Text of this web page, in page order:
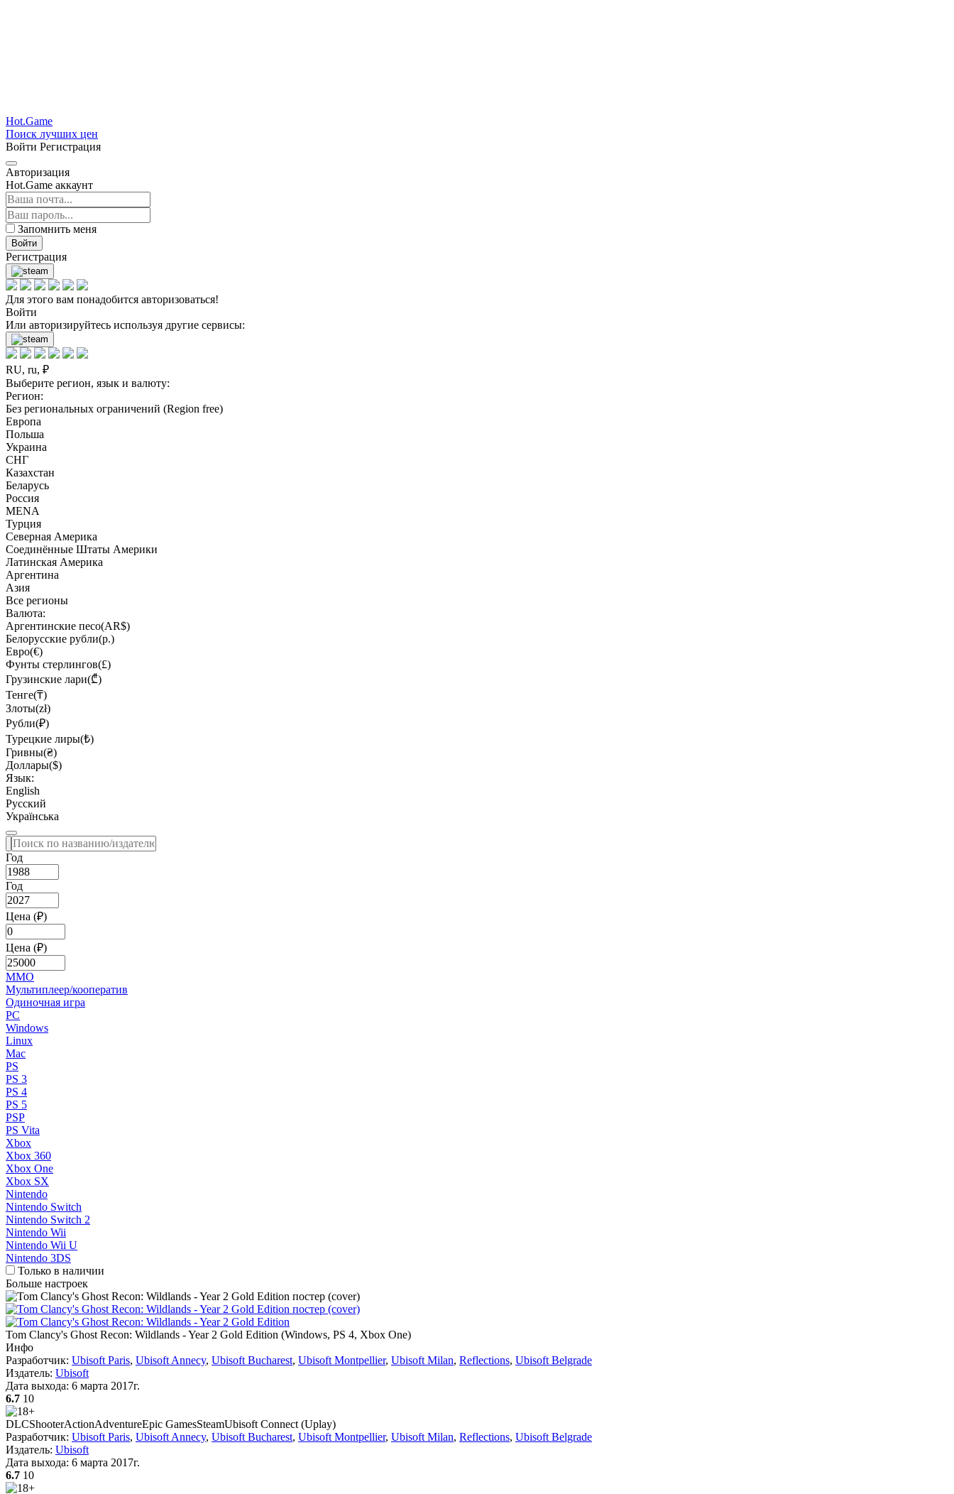
Hot.Game
Поиск лучших цен
Войти Регистрация
Авторизация
Hot.Game аккаунт
Запомнить меня
Войти
Регистрация
Для этого вам понадобится авторизоваться!
Войти
Или авторизируйтесь используя другие сервисы:
RU, ru, ₽
Выберите регион, язык и валюту:
Регион:
Без региональных ограничений (Region free)
Европа
Польша
Украина
СНГ
Казахстан
Беларусь
Россия
MENA
Турция
Северная Америка
Соединённые Штаты Америки
Латинская Америка
Аргентина
Азия
Все регионы
Валюта:
Аргентинские песо(AR$)
Белорусские рубли(р.)
Евро(€)
Фунты стерлингов(£)
Грузинские лари(₾)
Тенге(₸)
Злоты(zł)
Рубли(₽)
Турецкие лиры(₺)
Гривны(₴)
Доллары($)
Язык:
English
Русский
Українська
Год
Год
Цена (₽)
Цена (₽)
MMO
Мультиплеер/кооператив
Одиночная игра
PC
Windows
Linux
Mac
PS
PS 3
PS 4
PS 5
PSP
PS Vita
Xbox
Xbox 360
Xbox One
Xbox SX
Nintendo
Nintendo Switch
Nintendo Switch 2
Nintendo Wii
Nintendo Wii U
Nintendo 3DS
Только в наличии
Больше настроек
Tom Clancy's Ghost Recon: Wildlands - Year 2 Gold Edition (Windows, PS 4, Xbox One)
Инфо
Разработчик: Ubisoft Paris, Ubisoft Annecy, Ubisoft Bucharest, Ubisoft Montpellier, Ubisoft Milan, Reflections, Ubisoft Belgrade
Издатель: Ubisoft
Дата выхода: 6 марта 2017г.
6.7 10
DLCShooterActionAdventureEpic GamesSteamUbisoft Connect (Uplay)
Разработчик: Ubisoft Paris, Ubisoft Annecy, Ubisoft Bucharest, Ubisoft Montpellier, Ubisoft Milan, Reflections, Ubisoft Belgrade
Издатель: Ubisoft
Дата выхода: 6 марта 2017г.
6.7 10